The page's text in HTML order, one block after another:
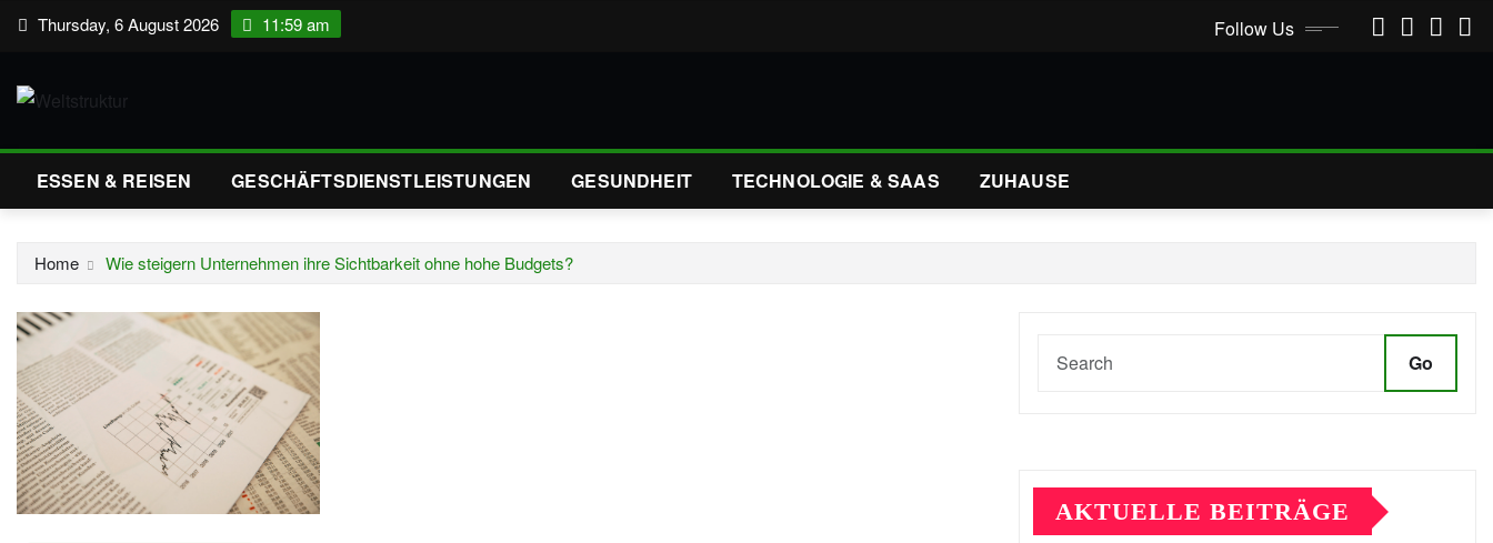
Skip Thursday, 6 August 2026 11:59 am Follow Us
ESSEN & REISEN GESCHÄFTSDIENSTLEISTUNGEN GESUNDHEIT TECHNOLOGIE & SAAS ZUHAUSE
Home Wie steigern Unternehmen ihre Sichtbarkeit ohne hohe Budgets?
Go
AKTUELLE BEITRÄGE